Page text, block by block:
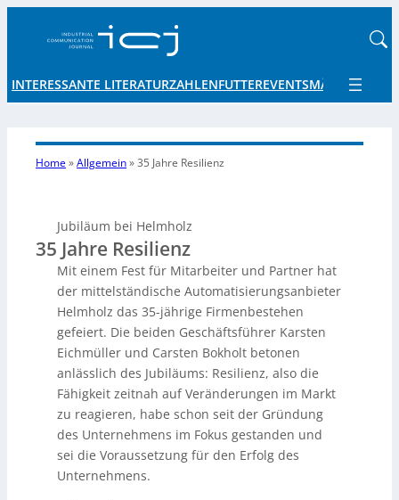
INTERESSANTE LITERATURZAHLENFUTTEREVENTSMÄRKTE UND
Home»Allgemein»35 Jahre Resilienz
Jubiläum bei Helmholz
35 Jahre Resilienz
Mit einem Fest für Mitarbeiter und Partner hat
der mittelständische Automatisierungsanbieter
Helmholz das 35-jährige Firmenbestehen
gefeiert. Die beiden Geschäftsführer Karsten
Eichmüller und Carsten Bokholt betonen
anlässlich des Jubiläums: Resilienz, also die
Fähigkeit zeitnah auf Veränderungen im Markt
zu reagieren, habe schon seit der Gründung
des Unternehmens im Fokus gestanden und
sei die Voraussetzung für den Erfolg des
Unternehmens.